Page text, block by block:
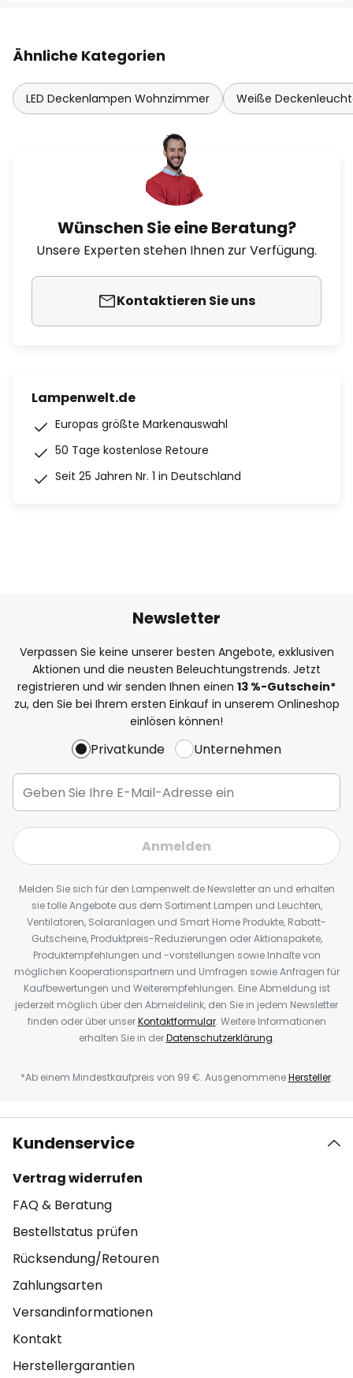
Ähnliche Kategorien
LED Deckenlampen Wohnzimmer Weiße
Wünschen Sie eine Beratung?
Unsere Experten stehen Ihnen zur Verfügung.
Kontaktieren Sie uns
Lampenwelt.de
Europas größte Markenauswahl
50 Tage kostenlose Retoure
Seit 25 Jahren Nr. 1 in Deutschland
Newsletter
Verpassen Sie keine unserer besten Angebote, exklusiven
Aktionen und die neusten Beleuchtungstrends. Jetzt
registrieren und wir senden Ihnen einen 13 %-Gutschein*
zu, den Sie bei Ihrem ersten Einkauf in unserem Onlineshop
einlösen können!
Privatkunde Unternehmen
Anmelden
Melden Sie sich für den Lampenwelt.de Newsletter an und erhalten
sie tolle Angebote aus dem Sortiment Lampen und Leuchten,
Ventilatoren, Solaranlagen und Smart Home Produkte, Rabatt-
Gutscheine, Produktpreis-Reduzierungen oder Aktionspakete,
Produktempfehlungen und -vorstellungen sowie Inhalte von
möglichen Kooperationspartnern und Umfragen sowie Anfragen für
Kaufbewertungen und Weiterempfehlungen. Eine Abmeldung ist
jederzeit möglich über den Abmeldelink, den Sie in jedem Newsletter
finden oder über unserKontaktformular. Weitere Informationen
erhalten Sie in derDatenschutzerklärung.
*Ab einem Mindestkaufpreis von 99 €. AusgenommeneHersteller.
Kundenservice
Vertrag widerrufen
FAQ & Beratung
Bestellstatus prüfen
Rücksendung/Retouren
Zahlungsarten
Versandinformationen
Kontakt
Herstellergarantien